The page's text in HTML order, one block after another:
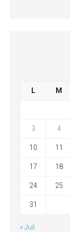
L M
3 4
10 11
17 18
24 25
31
« Juil